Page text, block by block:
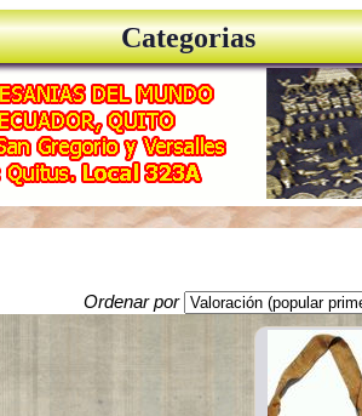
Categorias
Ordenar por